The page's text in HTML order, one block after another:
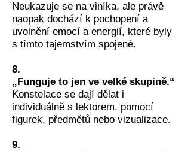
Neukazuje se na viníka, ale právě
naopak dochází k pochopení a
uvolnění emocí a energií, které byly
s tímto tajemstvím spojené.
8.
„Funguje to jen ve velké skupině.“
Konstelace se dají dělat i
individuálně s lektorem, pomocí
figurek, předmětů nebo vizualizace.
9.